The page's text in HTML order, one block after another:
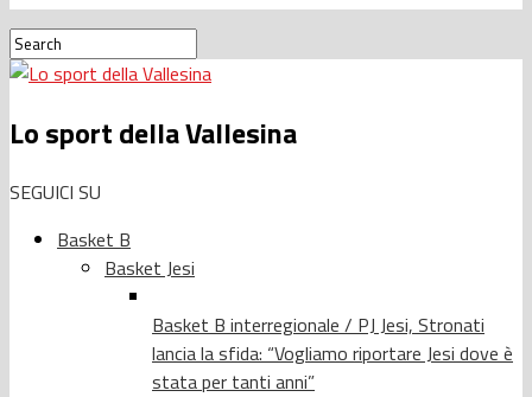
Lo sport della Vallesina
SEGUICI SU
Basket B
Basket Jesi
Basket B interregionale / PJ Jesi, Stronati
lancia la sfida: “Vogliamo riportare Jesi dove è
stata per tanti anni”